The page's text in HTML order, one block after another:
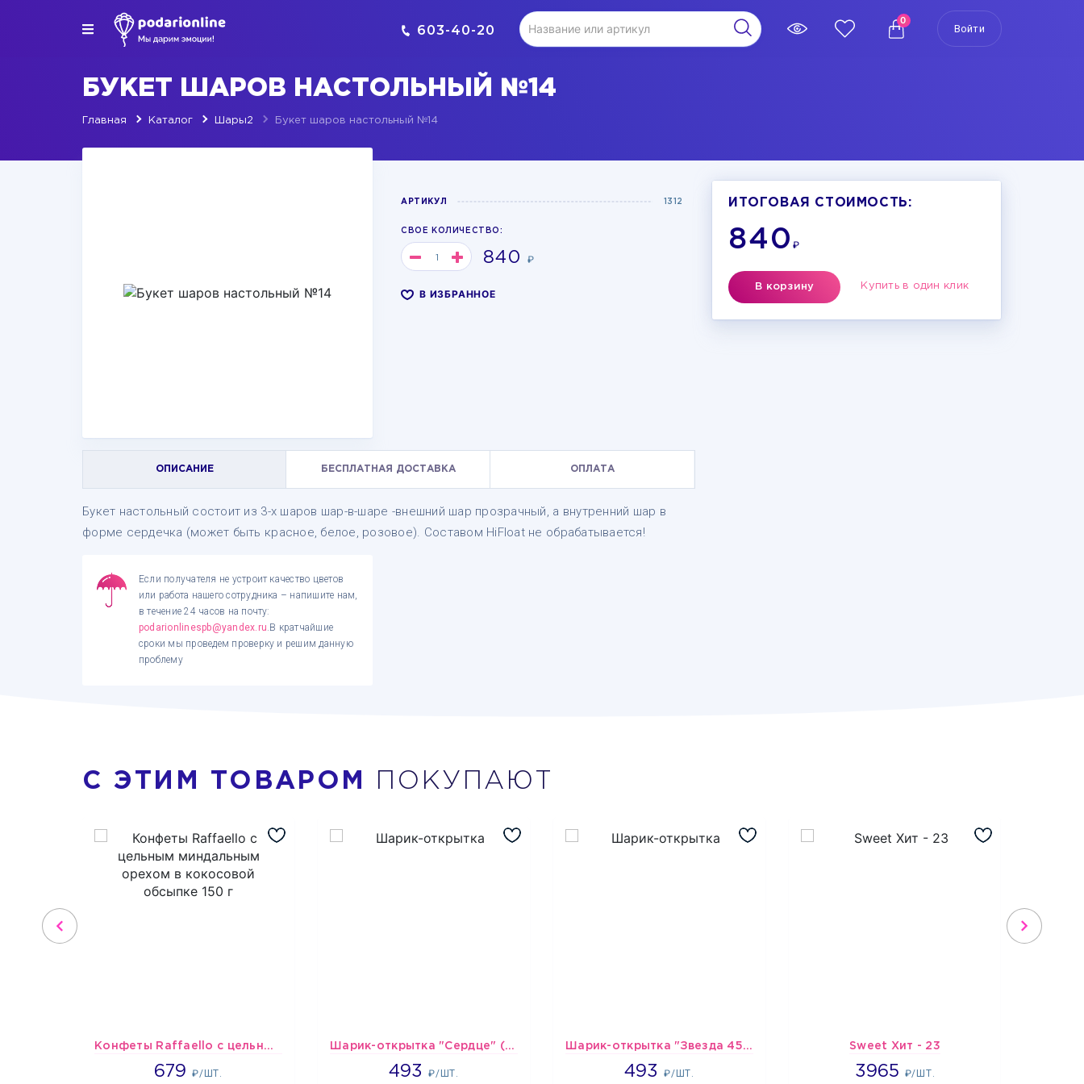
603-40-20
0
Войти
БУКЕТ ШАРОВ НАСТОЛЬНЫЙ №14
Главная Каталог Шары2 Букет шаров настольный №14
АРТИКУЛ 1312
СВОЕ КОЛИЧЕСТВО:
840₽
В ИЗБРАННОЕ
ОПИСАНИЕ БЕСПЛАТНАЯ ДОСТАВКА ОПЛАТА
Букет настольный состоит из 3-х шаров шар-в-шаре -внешний шар прозрачный, а внутренний шар в
форме сердечка (может быть красное, белое, розовое). Составом HiFloat не обрабатывается!
Если получателя не устроит качество цветов
или работа нашего сотрудника – напишите нам,
в течение 24 часов на почту:
podarionlinespb@yandex.ru.В кратчайшие
сроки мы проведем проверку и решим данную
проблему
ИТОГОВАЯ СТОИМОСТЬ:
840₽
В корзину Купить в один клик
С ЭТИМ ТОВАРОМ ПОКУПАЮТ
Конфеты Raffaello с цельным миндальным орехом в кокосовой обсыпке 150 г
679₽/ШТ.
679 Шарик-открытка "Сердце" (45 см) - 2
493₽/ШТ.
493 Шарик-открытка "Звезда 45 см" №1
493₽/ШТ.
493 Sweet Хит - 23
3965 ₽/ШТ.
3965